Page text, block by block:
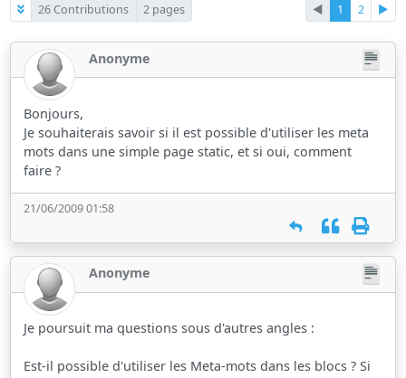
26 Contributions 2 pages ◄ 1 2 ►
Anonyme
Bonjours,
Je souhaiterais savoir si il est possible d'utiliser les meta
mots dans une simple page static, et si oui, comment
faire ?
21/06/2009 01:58
Anonyme
Je poursuit ma questions sous d'autres angles :
Est-il possible d'utiliser les Meta-mots dans les blocs ? Si